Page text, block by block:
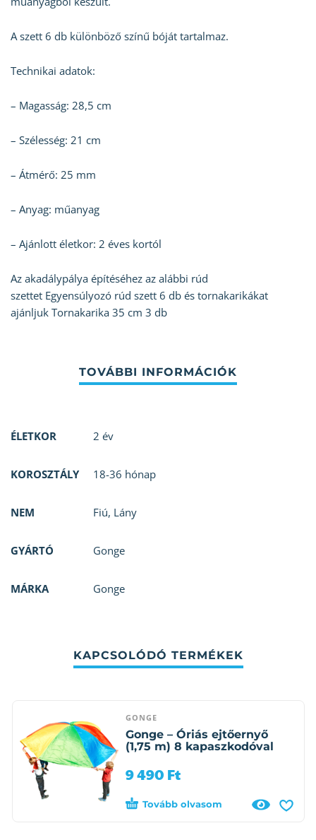
A szett 6 db különböző színű bóját tartalmaz.
Technikai adatok:
– Magasság: 28,5 cm
– Szélesség: 21 cm
– Átmérő: 25 mm
– Anyag: műanyag
– Ajánlott életkor: 2 éves kortól
Az akadálypálya építéséhez az alábbi rúd
szettet Egyensúlyozó rúd szett 6 db és tornakarikákat
ajánljuk Tornakarika 35 cm 3 db
ÉLETKOR 2 év
KOROSZTÁLY 18-36 hónap
NEM Fiú, Lány
GYÁRTÓ Gonge
MÁRKA Gonge
KAPCSOLÓDÓ TERMÉKEK
GONGE
Gonge – Óriás ejtőernyő
(1,75 m) 8 kapaszkodóval
9 490 Ft
Tovább olvasom